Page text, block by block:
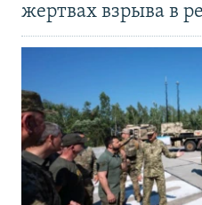
жертвах взрыва в